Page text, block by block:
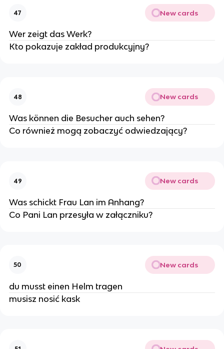
47 New cards
Wer zeigt das Werk?
Kto pokazuje zakład produkcyjny?
48 New cards
Was können die Besucher auch sehen?
Co również mogą zobaczyć odwiedzający?
49 New cards
Was schickt Frau Lan im Anhang?
Co Pani Lan przesyła w załączniku?
50 New cards
du musst einen Helm tragen
musisz nosić kask